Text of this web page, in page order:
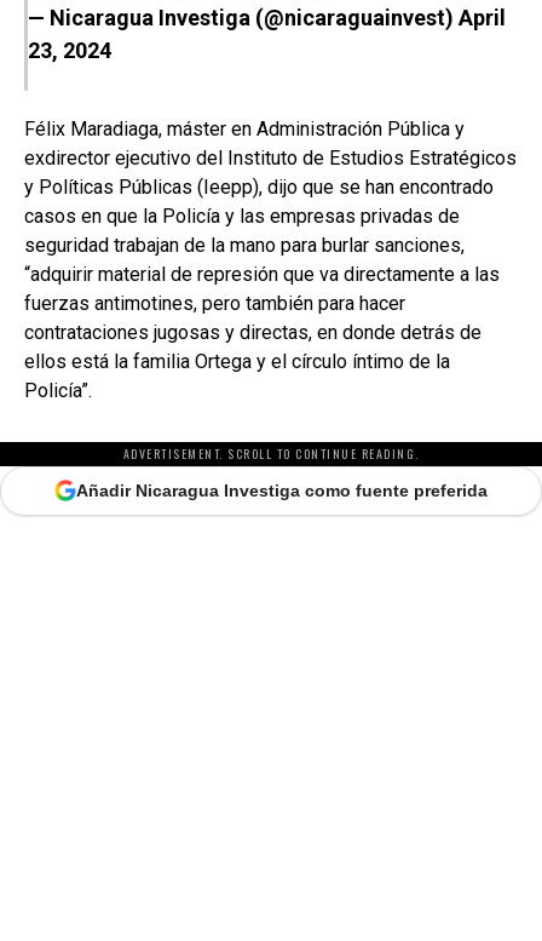
— Nicaragua Investiga (@nicaraguainvest) April
23, 2024
Félix Maradiaga, máster en Administración Pública y
exdirector ejecutivo del Instituto de Estudios Estratégicos
y Políticas Públicas (Ieepp), dijo que se han encontrado
casos en que la Policía y las empresas privadas de
seguridad trabajan de la mano para burlar sanciones,
“adquirir material de represión que va directamente a las
fuerzas antimotines, pero también para hacer
contrataciones jugosas y directas, en donde detrás de
ellos está la familia Ortega y el círculo íntimo de la
Policía”.
ADVERTISEMENT. SCROLL TO CONTINUE READING.
Añadir Nicaragua Investiga como fuente preferida